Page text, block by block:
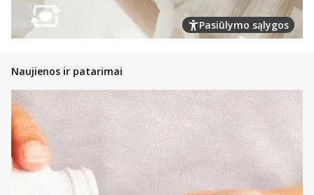
Pasiūlymo sąlygos
Naujienos ir patarimai